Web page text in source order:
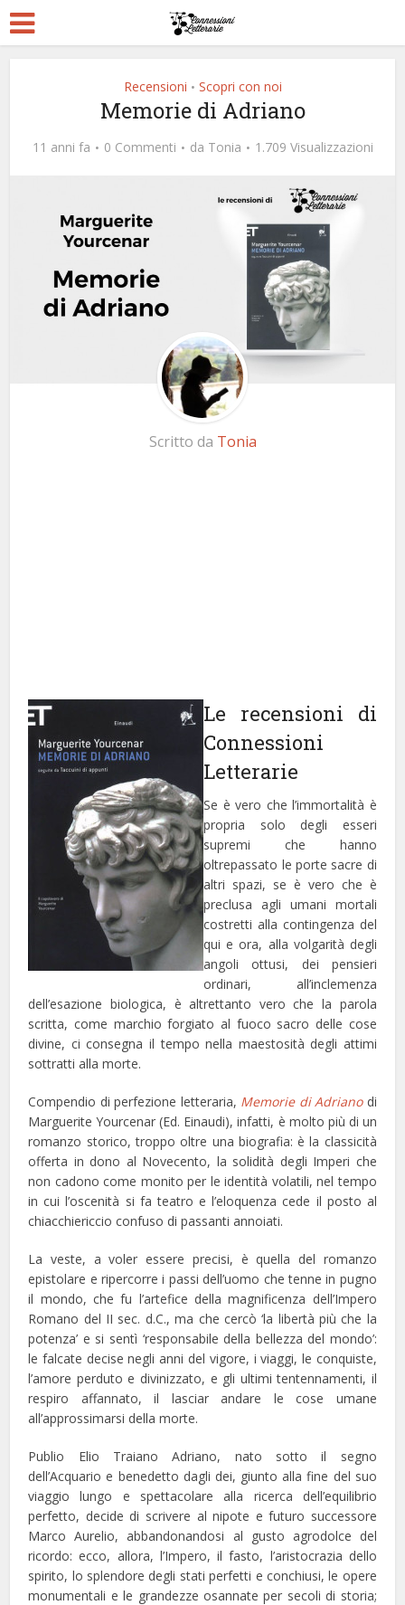
Recensioni • Scopri con noi
Memorie di Adriano
11 anni fa 0 Commenti da Tonia 1.709 Visualizzazioni
Scritto da Tonia
Le recensioni di
Connessioni
Letterarie
Se è vero che l’immortalità è
propria solo degli esseri
supremi che hanno
oltrepassato le porte sacre di
altri spazi, se è vero che è
preclusa agli umani mortali
costretti alla contingenza del
qui e ora, alla volgarità degli
angoli ottusi, dei pensieri
ordinari, all’inclemenza
dell’esazione biologica, è altrettanto vero che la parola
scritta, come marchio forgiato al fuoco sacro delle cose
divine, ci consegna il tempo nella maestosità degli attimi
sottratti alla morte.
Compendio di perfezione letteraria, Memorie di Adrianodi
Marguerite Yourcenar (Ed. Einaudi), infatti, è molto più di un
romanzo storico, troppo oltre una biografia: è la classicità
offerta in dono al Novecento, la solidità degli Imperi che
non cadono come monito per le identità volatili, nel tempo
in cui l’oscenità si fa teatro e l’eloquenza cede il posto al
chiacchiericcio confuso di passanti annoiati.
La veste, a voler essere precisi, è quella del romanzo
epistolare e ripercorre i passi dell’uomo che tenne in pugno
il mondo, che fu l’artefice della magnificenza dell’Impero
Romano del II sec. d.C., ma che cercò ‘la libertà più che la
potenza’ e si sentì ‘responsabile della bellezza del mondo’:
le falcate decise negli anni del vigore, i viaggi, le conquiste,
l’amore perduto e divinizzato, e gli ultimi tentennamenti, il
respiro affannato, il lasciar andare le cose umane
all’approssimarsi della morte.
Publio Elio Traiano Adriano, nato sotto il segno
dell’Acquario e benedetto dagli dei, giunto alla fine del suo
viaggio lungo e spettacolare alla ricerca dell’equilibrio
perfetto, decide di scrivere al nipote e futuro successore
Marco Aurelio, abbandonandosi al gusto agrodolce del
ricordo: ecco, allora, l’Impero, il fasto, l’aristocrazia dello
spirito, lo splendore degli stati perfetti e conchiusi, le opere
monumentali e le grandezze osannate per secoli di storia;